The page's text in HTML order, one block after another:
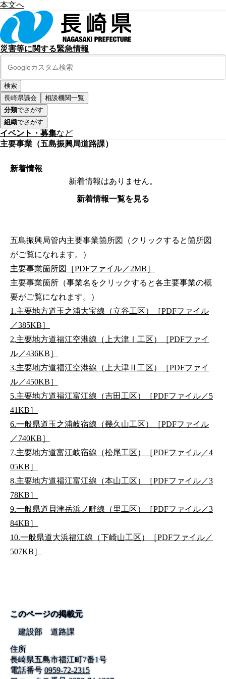
本文へ
災害等に関する緊急情報
長崎県議会
相談機関一覧
分類でさがす
組織でさがす
イベント・募集など
主要事業（五島振興局道路課）
新着情報
新着情報はありません。
新着情報一覧を見る
五島振興局管内主要事業箇所図（クリックすると箇所図
がご覧になれます。）
主要事業箇所図［PDFファイル／2MB］
主要事業箇所（事業名をクリックすると各主要事業の概
要がご覧になれます。）
1.主要地方道玉之浦大宝線（立谷工区）［PDFファイル
／385KB］
2.主要地方道福江空港線（上大津Ⅰ工区）［PDFファイ
ル／436KB］
3.主要地方道福江空港線（上大津Ⅱ工区）［PDFファイ
ル／450KB］
5.主要地方道福江富江線（吉田工区）［PDFファイル／5
41KB］
6.一般県道玉之浦岐宿線（幾久山工区）［PDFファイル
／740KB］
7.主要地方道富江岐宿線（松尾工区）［PDFファイル／4
05KB］
8.主要地方道福江富江線（本山工区）［PDFファイル／3
78KB］
9.一般県道貝津岳浜ノ畔線（里工区）［PDFファイル／3
84KB］
10.一般県道大浜福江線（下崎山工区）［PDFファイル／
507KB］
このページの掲載元
建設部 道路課
住所
長崎県五島市福江町7番1号
電話番号 0959-72-2315